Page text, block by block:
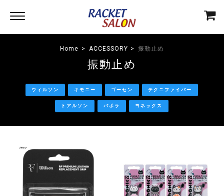
Home ACCESSORY 振動止め
振動止め
ウィルソン キモニー ゴーセン テクニファイバー
トアルソン バボラ ヨネックス